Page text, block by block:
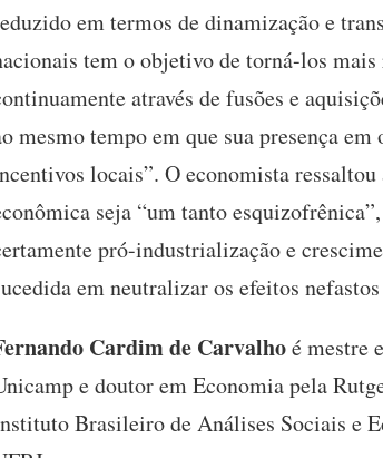
em termos de dinamização e
tem o objetivo de torná-los mais
através de fusões e
mesmo tempo em que sua presença
locais”. O economista
seja “um tanto
pró-industrialização e
em neutralizar os efeitos
Cardim de Carvalhoé mestre
e doutor em Economia pela
Brasileiro de Análises Sociais e